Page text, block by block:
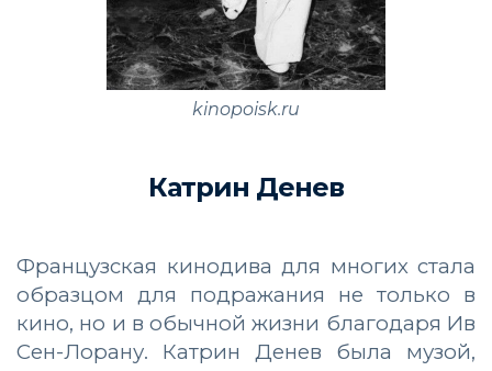
kinopoisk.ru
Катрин Денев
Французская кинодива для многих стала
образцом для подражания не только в
кино, но и в обычной жизни благодаря Ив
Сен-Лорану. Катрин Денев была музой,